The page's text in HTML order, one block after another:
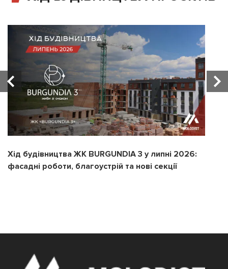
Хід будівництва ЖК BURGUNDIA 3 у липні 2026:
фасадні роботи, благоустрій та нові секції